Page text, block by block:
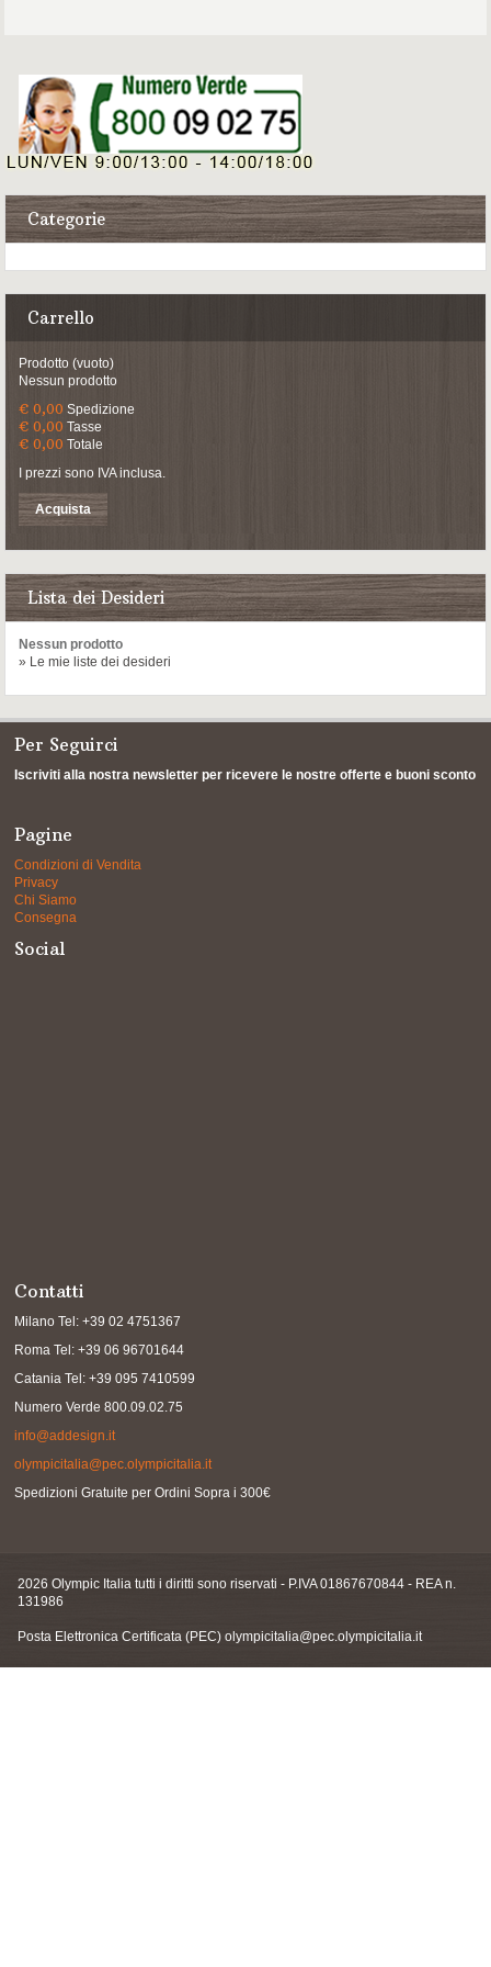
Categorie
Carrello
Prodotto (vuoto)
Nessun prodotto
€ 0,00 Spedizione
€ 0,00 Tasse
€ 0,00 Totale
I prezzi sono IVA inclusa.
Acquista
Lista dei Desideri
Nessun prodotto
» Le mie liste dei desideri
Per Seguirci
Iscriviti alla nostra newsletter per ricevere le nostre offerte e buoni sconto
Pagine
Condizioni di Vendita
Privacy
Chi Siamo
Consegna
Social
Contatti
Milano Tel: +39 02 4751367
Roma Tel: +39 06 96701644
Catania Tel: +39 095 7410599
Numero Verde 800.09.02.75
info@addesign.it
olympicitalia@pec.olympicitalia.it
Spedizioni Gratuite per Ordini Sopra i 300€
2026 Olympic Italia tutti i diritti sono riservati - P.IVA 01867670844 - REA n.
131986
Posta Elettronica Certificata (PEC)olympicitalia@pec.olympicitalia.it